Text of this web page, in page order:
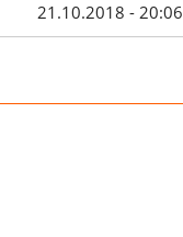
21.10.2018 - 20:06